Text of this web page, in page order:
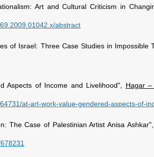
Art and Cultural Criticism in
abstract
of Israel: Three Case Studies in Impossible
Aspects of Income and Livelihood", Hagar
at-art-work-value-gendered-aspects-of-
The Case of Palestinian Artist Anisa Ashkar",